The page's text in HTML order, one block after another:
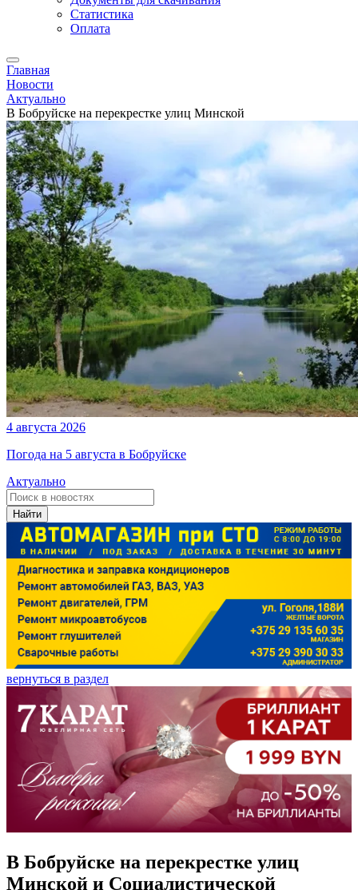
Статистика
Оплата
Главная
Новости
Актуально
В Бобруйске на перекрестке улиц Минской
4 августа 2026
Погода на 5 августа в Бобруйске
Актуально
Найти
вернуться в раздел
В Бобруйске на перекрестке улиц
Минской и Социалистической